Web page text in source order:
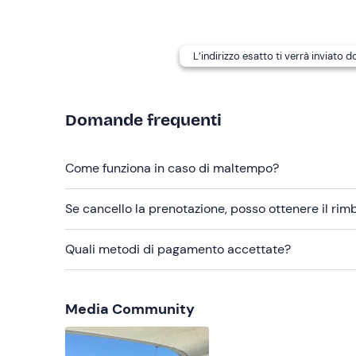
10€
Abbigliamento da mare
Crema solare
Asciugamano
Cibo e acqua
L’indirizzo esatto ti verrà inviato
Domande frequenti
Come funziona in caso di maltempo?
Se cancello la prenotazione, posso ottenere il
Quali metodi di pagamento accettate?
Media Community